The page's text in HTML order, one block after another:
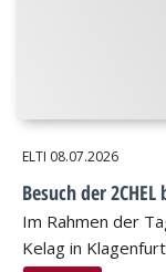
ELTI 08.07.2026
Besuch der
Im Rahmen der
Kelag in